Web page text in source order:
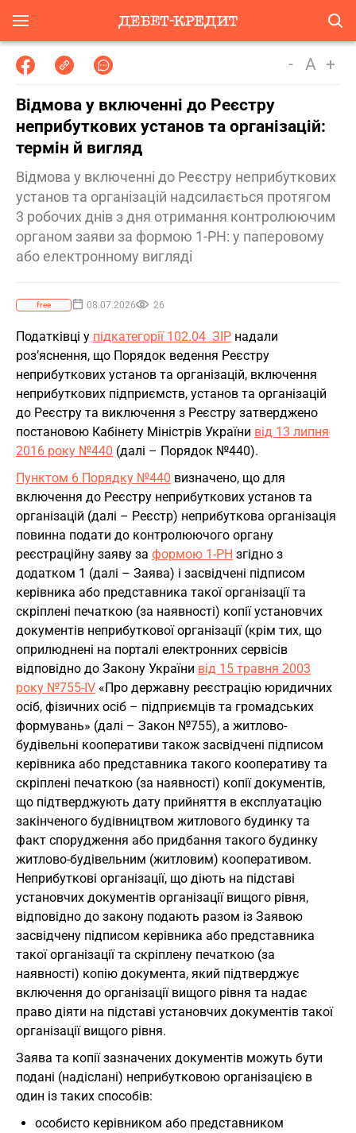
- A +
Відмова у включенні до Реєстру
неприбуткових установ та організацій:
термін й вигляд
Відмова у включенні до Реєстру неприбуткових
установ та організацій надсилається протягом
3 робочих днів з дня отримання контролюючим
органом заяви за формою 1-РН: у паперовому
або електронному вигляді
free 08.07.2026 26
Податківці у підкатегорії 102.04 ЗІР надали
роз’яснення, що Порядок ведення Реєстру
неприбуткових установ та організацій, включення
неприбуткових підприємств, установ та організацій
до Реєстру та виключення з Реєстру затверджено
постановою Кабінету Міністрів України від 13 липня
2016 року №440 (далі – Порядок №440).
Пунктом 6 Порядку №440 визначено, що для
включення до Реєстру неприбуткових установ та
організацій (далі – Реєстр) неприбуткова організація
повинна подати до контролюючого органу
реєстраційну заяву за формою 1-РН згідно з
додатком 1 (далі – Заява) і засвідчені підписом
керівника або представника такої організації та
скріплені печаткою (за наявності) копії установчих
документів неприбуткової організації (крім тих, що
оприлюднені на порталі електронних сервісів
відповідно до Закону України від 15 травня 2003
року №755-IV «Про державну реєстрацію юридичних
осіб, фізичних осіб – підприємців та громадських
формувань» (далі – Закон №755), а житлово-
будівельні кооперативи також засвідчені підписом
керівника або представника такого кооперативу та
скріплені печаткою (за наявності) копії документів,
що підтверджують дату прийняття в експлуатацію
закінченого будівництвом житлового будинку та
факт спорудження або придбання такого будинку
житлово-будівельним (житловим) кооперативом.
Неприбуткові організації, що діють на підставі
установчих документів організації вищого рівня,
відповідно до закону подають разом із Заявою
засвідчену підписом керівника або представника
такої організації та скріплену печаткою (за
наявності) копію документа, який підтверджує
включення до організації вищого рівня та надає
право діяти на підставі установчих документів такої
організації вищого рівня.
Заява та копії зазначених документів можуть бути
подані (надіслані) неприбутковою організацією в
один із таких способів:
особисто керівником або представником